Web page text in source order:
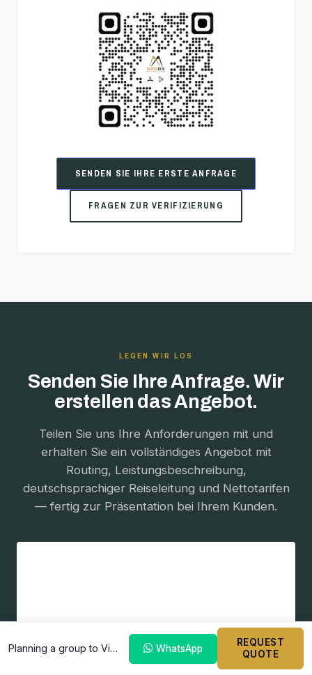
SENDEN SIE IHRE ERSTE ANFRAGE
FRAGEN ZUR VERIFIZIERUNG
LEGEN WIR LOS
Senden Sie Ihre Anfrage. Wir
erstellen das Angebot.
Teilen Sie uns Ihre Anforderungen mit und
erhalten Sie ein vollständiges Angebot mit
Routing, Leistungsbeschreibung,
deutschsprachiger Reiseleitung und Nettotarifen
— fertig zur Präsentation bei Ihrem Kunden.
Planning a group to Vietnam? WhatsApp
REQUEST
QUOTE